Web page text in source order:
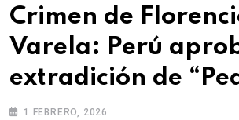
Crimen de
Varela: Perú
extradición de
1 FEBRERO, 2026